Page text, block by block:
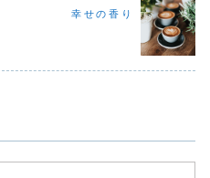
い
日
り前にできていた
ことができないも
だけでも、
たなと思っ
す。今日は
に気づいて
まってくだ
幸せの香り